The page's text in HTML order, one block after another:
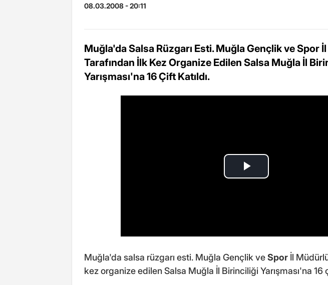
08.03.2008 - 20:11
Muğla'da Salsa Rüzgarı Esti. Muğla Gençlik ve Spor
Tarafından İlk Kez Organize Edilen Salsa Muğla İl
Yarışması'na 16 Çift Katıldı.
Muğla'da salsa rüzgarı esti. Muğla Gençlik veSpor İl
kez organize edilen Salsa Muğla İl Birinciliği Yarışması'na 16